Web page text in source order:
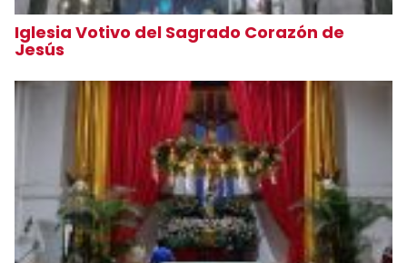
Iglesia Votivo del Sagrado Corazón de
Jesús